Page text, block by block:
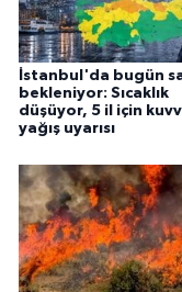
İstanbul'da bugün
bekleniyor: Sıcaklık
düşüyor, 5 il için
yağış uyarısı